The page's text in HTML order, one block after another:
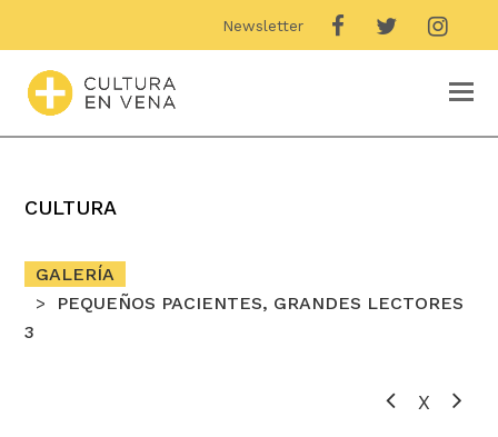
Newsletter
CULTURA
GALERÍA
PEQUEÑOS PACIENTES, GRANDES LECTORES
3
X